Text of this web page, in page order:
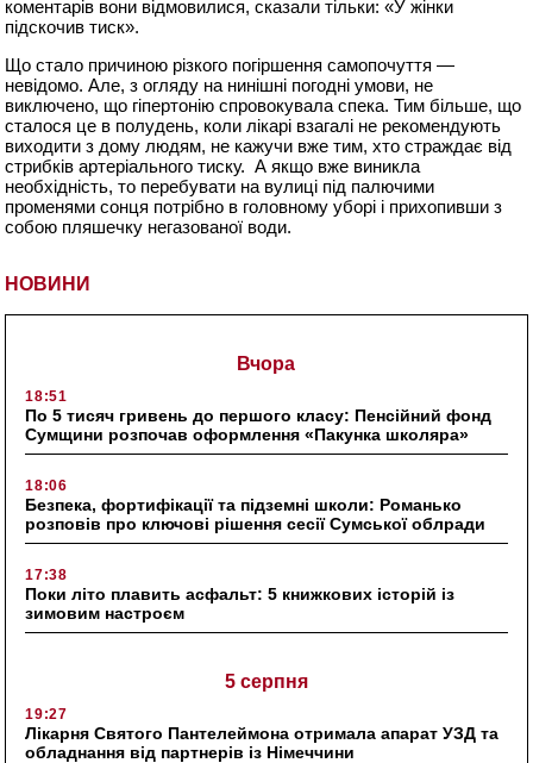
НОВИНИ
Вчора
18:51
По 5 тисяч гривень до першого класу: Пенсійний фонд
Сумщини розпочав оформлення «Пакунка школяра»
18:06
Безпека, фортифікації та підземні школи: Романько
розповів про ключові рішення сесії Сумської облради
17:38
Поки літо плавить асфальт: 5 книжкових історій із
зимовим настроєм
5 серпня
19:27
Лікарня Святого Пантелеймона отримала апарат УЗД та
обладнання від партнерів із Німеччини
коментарів вони відмовилися, сказали тільки: «У жінки
підскочив тиск».
Що стало причиною різкого погіршення самопочуття —
невідомо. Але, з огляду на нинішні погодні умови, не
виключено, що гіпертонію спровокувала спека. Тим більше, що
сталося це в полудень, коли лікарі взагалі не рекомендують
виходити з дому людям, не кажучи вже тим, хто страждає від
стрибків артеріального тиску. А якщо вже виникла
необхідність, то перебувати на вулиці під палючими
променями сонця потрібно в головному уборі і прихопивши з
собою пляшечку негазованої води.